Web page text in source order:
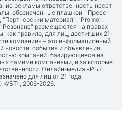
рекламы ответственность несет
обозначенные плашкой: "Пресс-
материал", "Promo",
"Резонанс" размещаются на правах
как правило, для лиц, достигших 21-
компании» – это информационный
новости, события и объявления,
компаний, базирующиеся на
самими компаниями, и за которые
Онлайн-медиа «РБК-
для лиц от 21 года.
2006-2026.